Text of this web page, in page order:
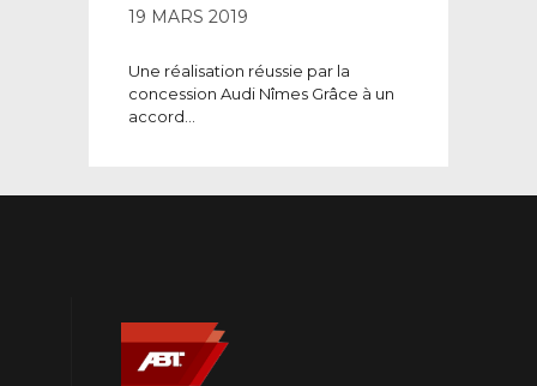
19 MARS 2019
Une réalisation réussie par la
concession Audi Nîmes Grâce à un
accord...